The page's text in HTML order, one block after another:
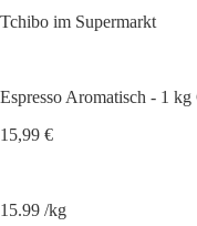
Tchibo im Supermarkt
Espresso Aromatisch - 1
15,99 €
15.99 /kg